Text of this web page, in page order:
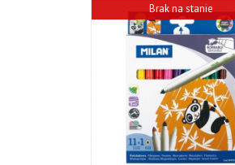
Brak na stanie